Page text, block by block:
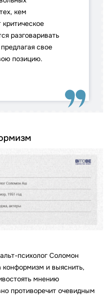
кем
разговаривать
свое
позицию.
психолог Соломон
и выяснить,
мнению
противоречит очевидным